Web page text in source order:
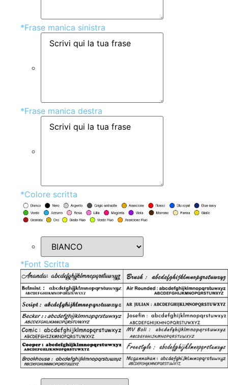
*Frase manica sinistra
*Frase manica destra
*Colore scritta
*Font Scritta